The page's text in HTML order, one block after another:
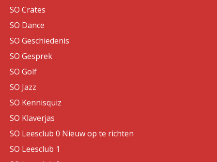
SO Crates
SO Dance
SO Geschiedenis
SO Gesprek
SO Golf
SO Jazz
SO Kennisquiz
SO Klaverjas
SO Leesclub 0 Nieuw op te richten
SO Leesclub 1